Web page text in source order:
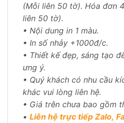
(Mỗi liên 50 tờ). Hóa đơn
liên 50 tờ).
• Nội dung in 1 màu.
• In số nhảy +1000đ/c.
• Thiết kế đẹp, sáng tạo
ưng ý.
• Quý khách có nhu cầu
khác vui lòng liên hệ.
• Giá trên chưa bao gồm
• Liên hệ trực tiếp Zalo,